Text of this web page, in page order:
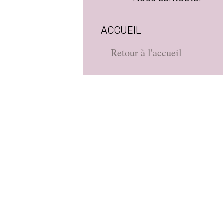
ACCUEIL
Retour à l'accueil